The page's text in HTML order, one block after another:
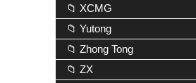
📁 XCMG
📁 Yutong
📁 Zhong Tong
📁 ZX